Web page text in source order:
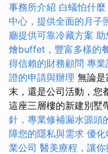
事務所介紹 白蟻怕什
中心，提供全面的月子
廳提供可靠冷藏方案
燴buffet，豐富多樣的
得信賴的財務顧問 專業
證的申請與辦理 無論是
末，還是公司活動，您
這座三層樓的新建別墅
針，專業修補漏水源頭
障您的隱私與需求 優
業公司 醫美療程，讓